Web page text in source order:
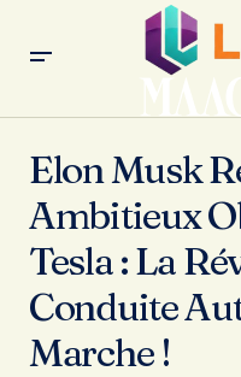
Révolution de la
Elon Musk
Ambitieux
Tesla : La
Conduite
Marche !